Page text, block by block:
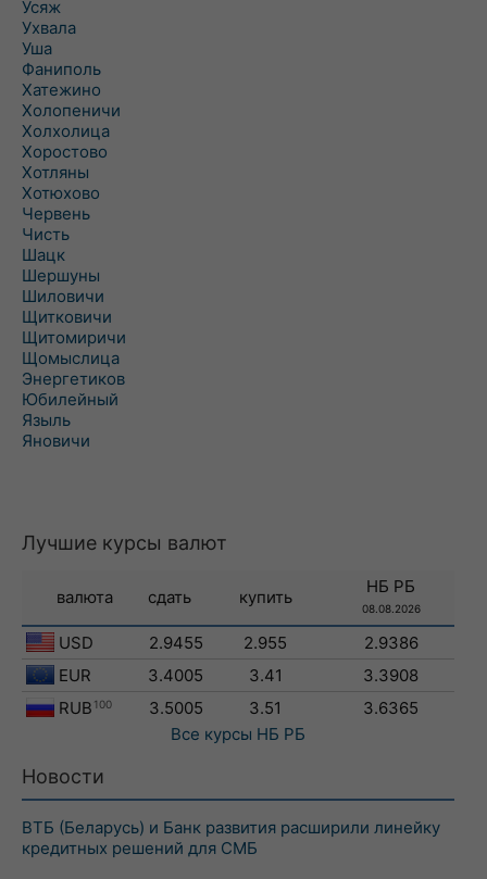
Усяж
Ухвала
Уша
Фаниполь
Хатежино
Холопеничи
Холхолица
Хоростово
Хотляны
Хотюхово
Червень
Чисть
Шацк
Шершуны
Шиловичи
Щитковичи
Щитомиричи
Щомыслица
Энергетиков
Юбилейный
Языль
Яновичи
Лучшие курсы валют
валюта сдать купить
НБ РБ
08.08.2026
USD 2.9455 2.955
2.9386
EUR
3.4005 3.41
3.3908
RUB 100 3.5005 3.51
3.6365
Все курсы НБ РБ
Новости
ВТБ (Беларусь) и Банк развития расширили линейку
кредитных решений для СМБ